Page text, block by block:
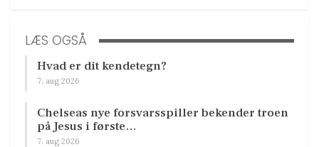
LÆS OGSÅ
Hvad er dit kendetegn?
7. aug 2026
Chelseas nye forsvarsspiller bekender troen
på Jesus i første…
7. aug 2026